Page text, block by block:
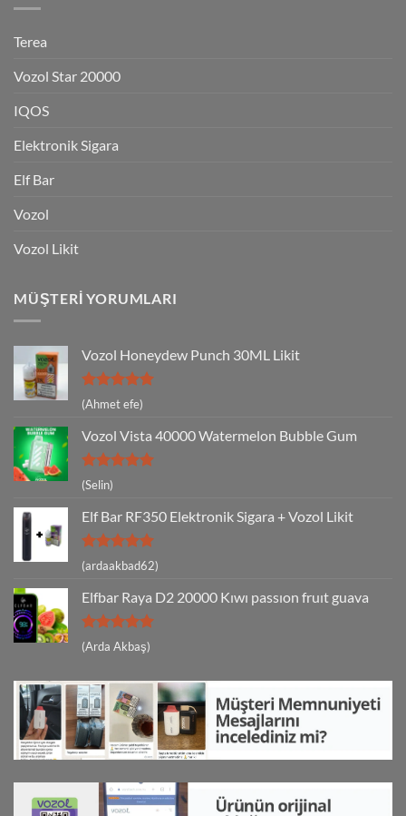
Terea
Vozol Star 20000
IQOS
Elektronik Sigara
Elf Bar
Vozol
Vozol Likit
MÜŞTERI YORUMLARI
Vozol Honeydew Punch 30ML Likit
5 üzerinden
5
(Ahmet efe)
Vozol Vista 40000 Watermelon Bubble Gum
5 üzerinden
5
oy aldı
(Selin)
Elf Bar RF350 Elektronik Sigara + Vozol Likit
5 üzerinden
5
(ardaakbad62)
Elfbar Raya D2 20000 Kıwı passıon fruıt guava
5 üzerinden
5
(Arda Akbaş)